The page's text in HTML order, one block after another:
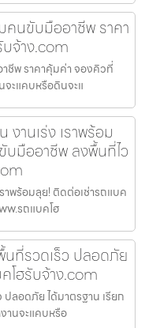
คนขับมืออาชีพ ราคา
จ้าง.com
ชีพ ราคาคุ้มค่า จองคิวที่
ะแคบหรือดินจะแ
านเร่ง เราพร้อม
บมืออาชีพ ลงพื้นที่ไว
พร้อมลุย! ติดต่อเช่ารถแบค
รถแบคโฮ
ที่รวดเร็ว ปลอดภัย
โฮรับจ้าง.com
ลอดภัย ได้มาตรฐาน เรียก
านจะแคบหรือ